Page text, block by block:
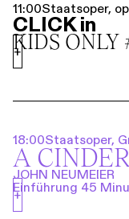
11:00Staatsoper,
CLICK in
KIDS ONLY
+
18:00Staatsoper,
A
JOHN NEUMEIER
Einführung 45
+